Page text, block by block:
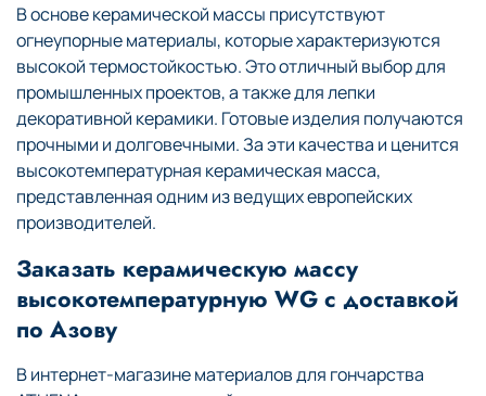
В основе керамической массы присутствуют
огнеупорные материалы, которые характеризуются
высокой термостойкостью. Это отличный выбор для
промышленных проектов, а также для лепки
декоративной керамики. Готовые изделия получаются
прочными и долговечными. За эти качества и ценится
высокотемпературная керамическая масса,
представленная одним из ведущих европейских
производителей.
Заказать керамическую массу
высокотемпературную WG с доставкой
по Азову
В интернет-магазине материалов для гончарства